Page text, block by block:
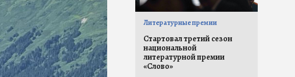
Литературные премии
Стартовал третий сезон
национальной
литературной премии
«Слово»